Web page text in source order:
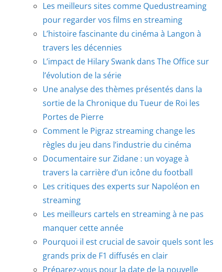
Les meilleurs sites comme Quedustreaming
pour regarder vos films en streaming
L’histoire fascinante du cinéma à Langon à
travers les décennies
L’impact de Hilary Swank dans The Office sur
l’évolution de la série
Une analyse des thèmes présentés dans la
sortie de la Chronique du Tueur de Roi les
Portes de Pierre
Comment le Pigraz streaming change les
règles du jeu dans l’industrie du cinéma
Documentaire sur Zidane : un voyage à
travers la carrière d’un icône du football
Les critiques des experts sur Napoléon en
streaming
Les meilleurs cartels en streaming à ne pas
manquer cette année
Pourquoi il est crucial de savoir quels sont les
grands prix de F1 diffusés en clair
Préparez-vous pour la date de la nouvelle